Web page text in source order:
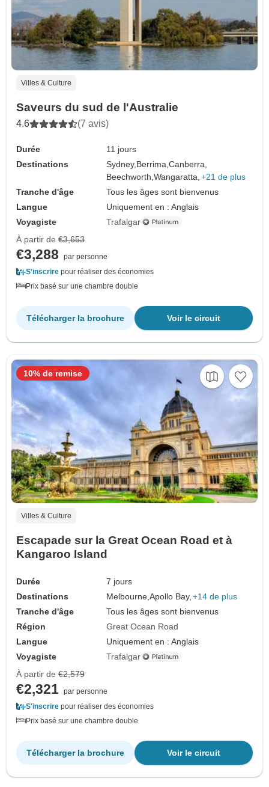
Villes & Culture
Saveurs du sud de l'Australie
4.6 (7 avis)
Durée
11 jours
Destinations
Sydney, Berrima,Canberra,
Beechworth,Wangaratta, +21 de plus
Tranche d'âge
Tous les âges sont bienvenus
Langue
Uniquement en : Anglais
Voyagiste
Trafalgar
À partir de €3,653
€3,288
par personne
S'inscrire pour réaliser des économies
Prix basé sur une chambre double
Voir le circuit
Télécharger la brochure
Villes & Culture
Escapade sur la Great Ocean Road et à
Kangaroo Island
Durée
7 jours
Destinations
Melbourne,Apollo Bay, +14 de plus
Tranche d'âge
Tous les âges sont bienvenus
Région
Great Ocean Road
Langue
Uniquement en : Anglais
Voyagiste
Trafalgar
10% de remise
À partir de €2,579
€2,321 par personne
S'inscrire pour réaliser des économies
Prix basé sur une chambre double
Voir le circuit
Télécharger la brochure